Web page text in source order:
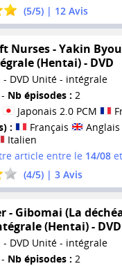
(5/5) | 12Avis
Nurses - Yakin
(Hentai) - DVD
- DVD Unité - intégrale
Nb épisodes : 2
Japonais 2.0 PCM
:
Français Anglais
Italien
article entre le 14/08
(4/5) | 3Avis
- Gibomai (La
(Hentai) - DVD
- DVD Unité - intégrale
Nb épisodes : 2